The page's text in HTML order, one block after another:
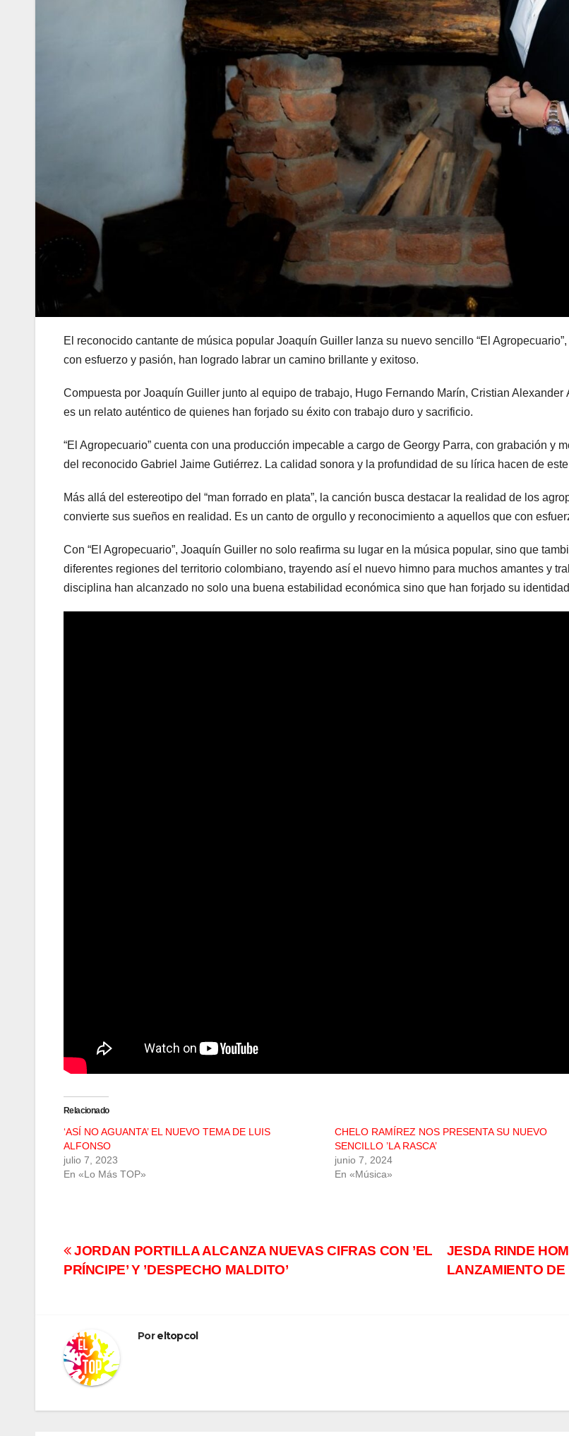
El reconocido cantante de música popular Joaquín Guiller lanza su nuevo sencillo “El
con esfuerzo y pasión, han logrado labrar un camino brillante y exitoso.
Compuesta por Joaquín Guiller junto al equipo de trabajo, Hugo Fernando Marín, Cristian
es un relato auténtico de quienes han forjado su éxito con trabajo duro y sacrificio.
“El Agropecuario” cuenta con una producción impecable a cargo de Georgy Parra, con grabación y
del reconocido Gabriel Jaime Gutiérrez. La calidad sonora y la profundidad de su lírica hacen de
Más allá del estereotipo del “man forrado en plata”, la canción busca destacar la realidad de los
convierte sus sueños en realidad. Es un canto de orgullo y reconocimiento a aquellos que con
Con “El Agropecuario”, Joaquín Guiller no solo reafirma su lugar en la música popular, sino que
diferentes regiones del territorio colombiano, trayendo así el nuevo himno para muchos amantes y
disciplina han alcanzado no solo una buena estabilidad económica sino que han forjado su
Relacionado
‘ASÍ NO AGUANTA’ EL NUEVO TEMA DE LUIS
ALFONSO
julio 7, 2023
En «Lo Más TOP»
CHELO RAMÍREZ NOS PRESENTA SU NUEVO
SENCILLO ’LA RASCA’
junio 7, 2024
En «Música»
Navegación
JESDA RINDE
LANZAMIENTO DE
JORDAN PORTILLA ALCANZA NUEVAS CIFRAS CON ’EL
PRÍNCIPE’ Y ’DESPECHO MALDITO’
Poreltopcol